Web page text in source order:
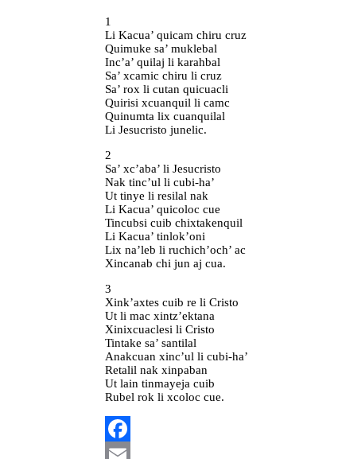
1
Li Kacua’ quicam chiru cruz
Quimuke sa’ muklebal
Inc’a’ quilaj li karahbal
Sa’ xcamic chiru li cruz
Sa’ rox li cutan quicuacli
Quirisi xcuanquil li camc
Quinumta lix cuanquilal
Li Jesucristo junelic.
2
Sa’ xc’aba’ li Jesucristo
Nak tinc’ul li cubi-ha’
Ut tinye li resilal nak
Li Kacua’ quicoloc cue
Tincubsi cuib chixtakenquil
Li Kacua’ tinlok’oni
Lix na’leb li ruchich’och’ ac
Xincanab chi jun aj cua.
3
Xink’axtes cuib re li Cristo
Ut li mac xintz’ektana
Xinixcuaclesi li Cristo
Tintake sa’ santilal
Anakcuan xinc’ul li cubi-ha’
Retalil nak xinpaban
Ut lain tinmayeja cuib
Rubel rok li xcoloc cue.
Facebook